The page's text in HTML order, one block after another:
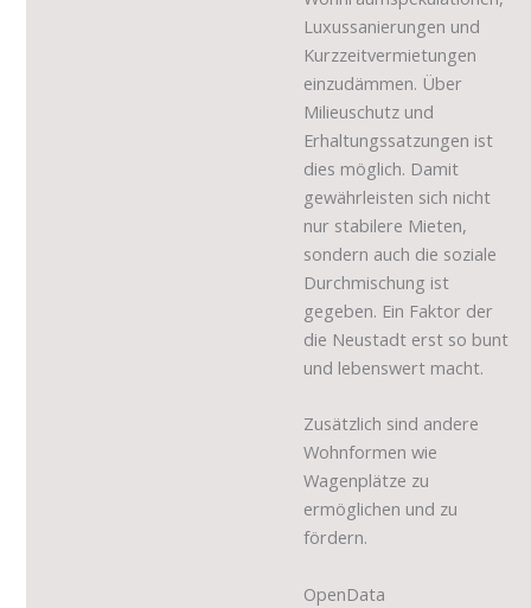
Luxussanierungen und
Kurzzeitvermietungen
einzudämmen. Über
Milieuschutz und
Erhaltungssatzungen ist
dies möglich. Damit
gewährleisten sich nicht
nur stabilere Mieten,
sondern auch die soziale
Durchmischung ist
gegeben. Ein Faktor der
die Neustadt erst so bunt
und lebenswert macht.
Zusätzlich sind andere
Wohnformen wie
Wagenplätze zu
ermöglichen und zu
fördern.
OpenData